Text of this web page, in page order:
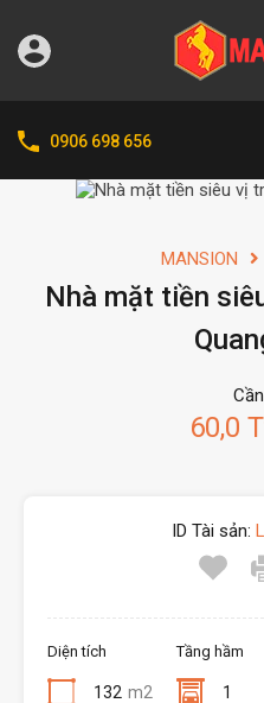
0906 698 656
MANSION
Nhà mặt tiền
60,0
ID Tài sản:
Diện tích
132 m2
Tầng hầm
1